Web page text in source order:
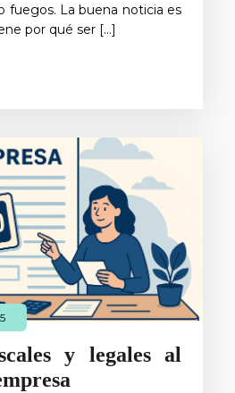
fuegos. La buena noticia es
por qué ser […]
y legales al